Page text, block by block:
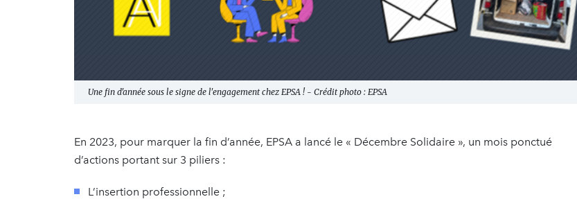
Une fin d'année sous le signe de l'engagement chez EPSA ! - Crédit photo : EPSA
En 2023, pour marquer la fin d’année, EPSA a lancé le « Décembre Solidaire », un mois ponctué
d’actions portant sur 3 piliers :
L’insertion professionnelle ;